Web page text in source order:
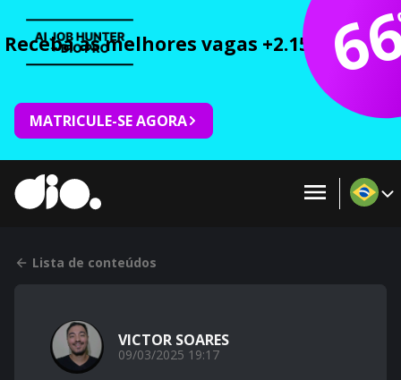
Receba as melhores vagas +2.150 cursos
MATRICULE-SE AGORA
Lista de conteúdos
VICTOR SOARES
09/03/2025 19:17